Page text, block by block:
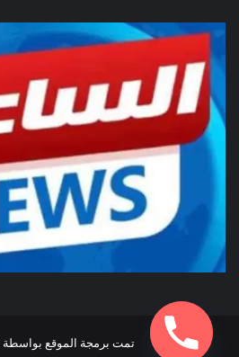
تمت برمجة الموقع بواسطة